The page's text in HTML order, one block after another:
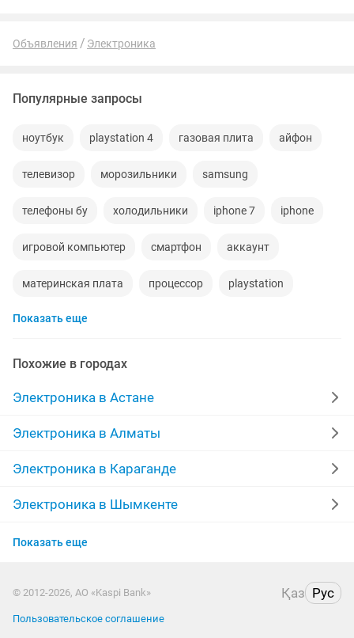
Объявления Электроника
Популярные запросы
ноутбук playstation 4 газовая плита айфон
телевизор морозильники samsung
телефоны бу холодильники iphone 7 iphone
игровой компьютер смартфон аккаунт
материнская плата процессор playstation
стиральная машина
колонки радиодетали
сабвуфер iphone 6
Показать еще
Похожие в городах
Электроника в Астане
Электроника в Алматы
Электроника в Караганде
Электроника в Шымкенте
Электроника в Усть-Каменогорске
Электроника в Костанае
Показать еще
© 2012-2026, АО «Kaspi Bank» Қаз Рус
Пользовательское соглашение